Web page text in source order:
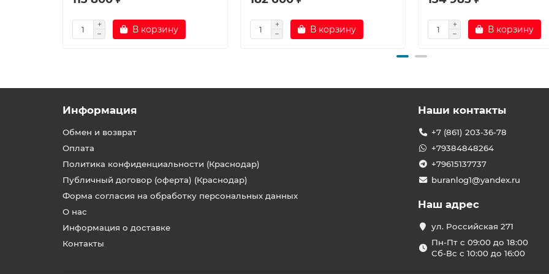
В корзину В корзину В корзину
Информация
Обмен и возврат
Оплата
Политика конфиденциальности (Краснодар)
Публичный договор (оферта) (Краснодар)
Форма согласия на обработку персональных данных
О нас
Информация о доставке
Контакты
Наши контакты
+7 (861) 203-36-78
+79384848264
+79615137737
buranlog1@yandex.ru
Наш адрес
ул. Российская 271
Пн-Пт с 09:00 до 18:00
Сб-Вс с 10:00 до 16:00